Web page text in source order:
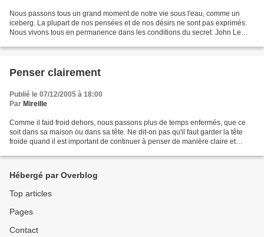
Nous passons tous un grand moment de notre vie sous l'eau, comme un
iceberg. La plupart de nos pensées et de nos désirs ne sont pas exprimés.
Nous vivons tous en permanence dans les conditions du secret. John Le
Penser clairement
Publié le 07/12/2005 à 18:00
Par Mireille
Comme il faid froid dehors, nous passons plus de temps enfermés, que ce
soit dans sa maison ou dans sa tête. Ne dit-on pas qu'il faut garder la tête
froide quand il est important de continuer à penser de manière claire et
Hébergé par Overblog
Top articles
Pages
Contact